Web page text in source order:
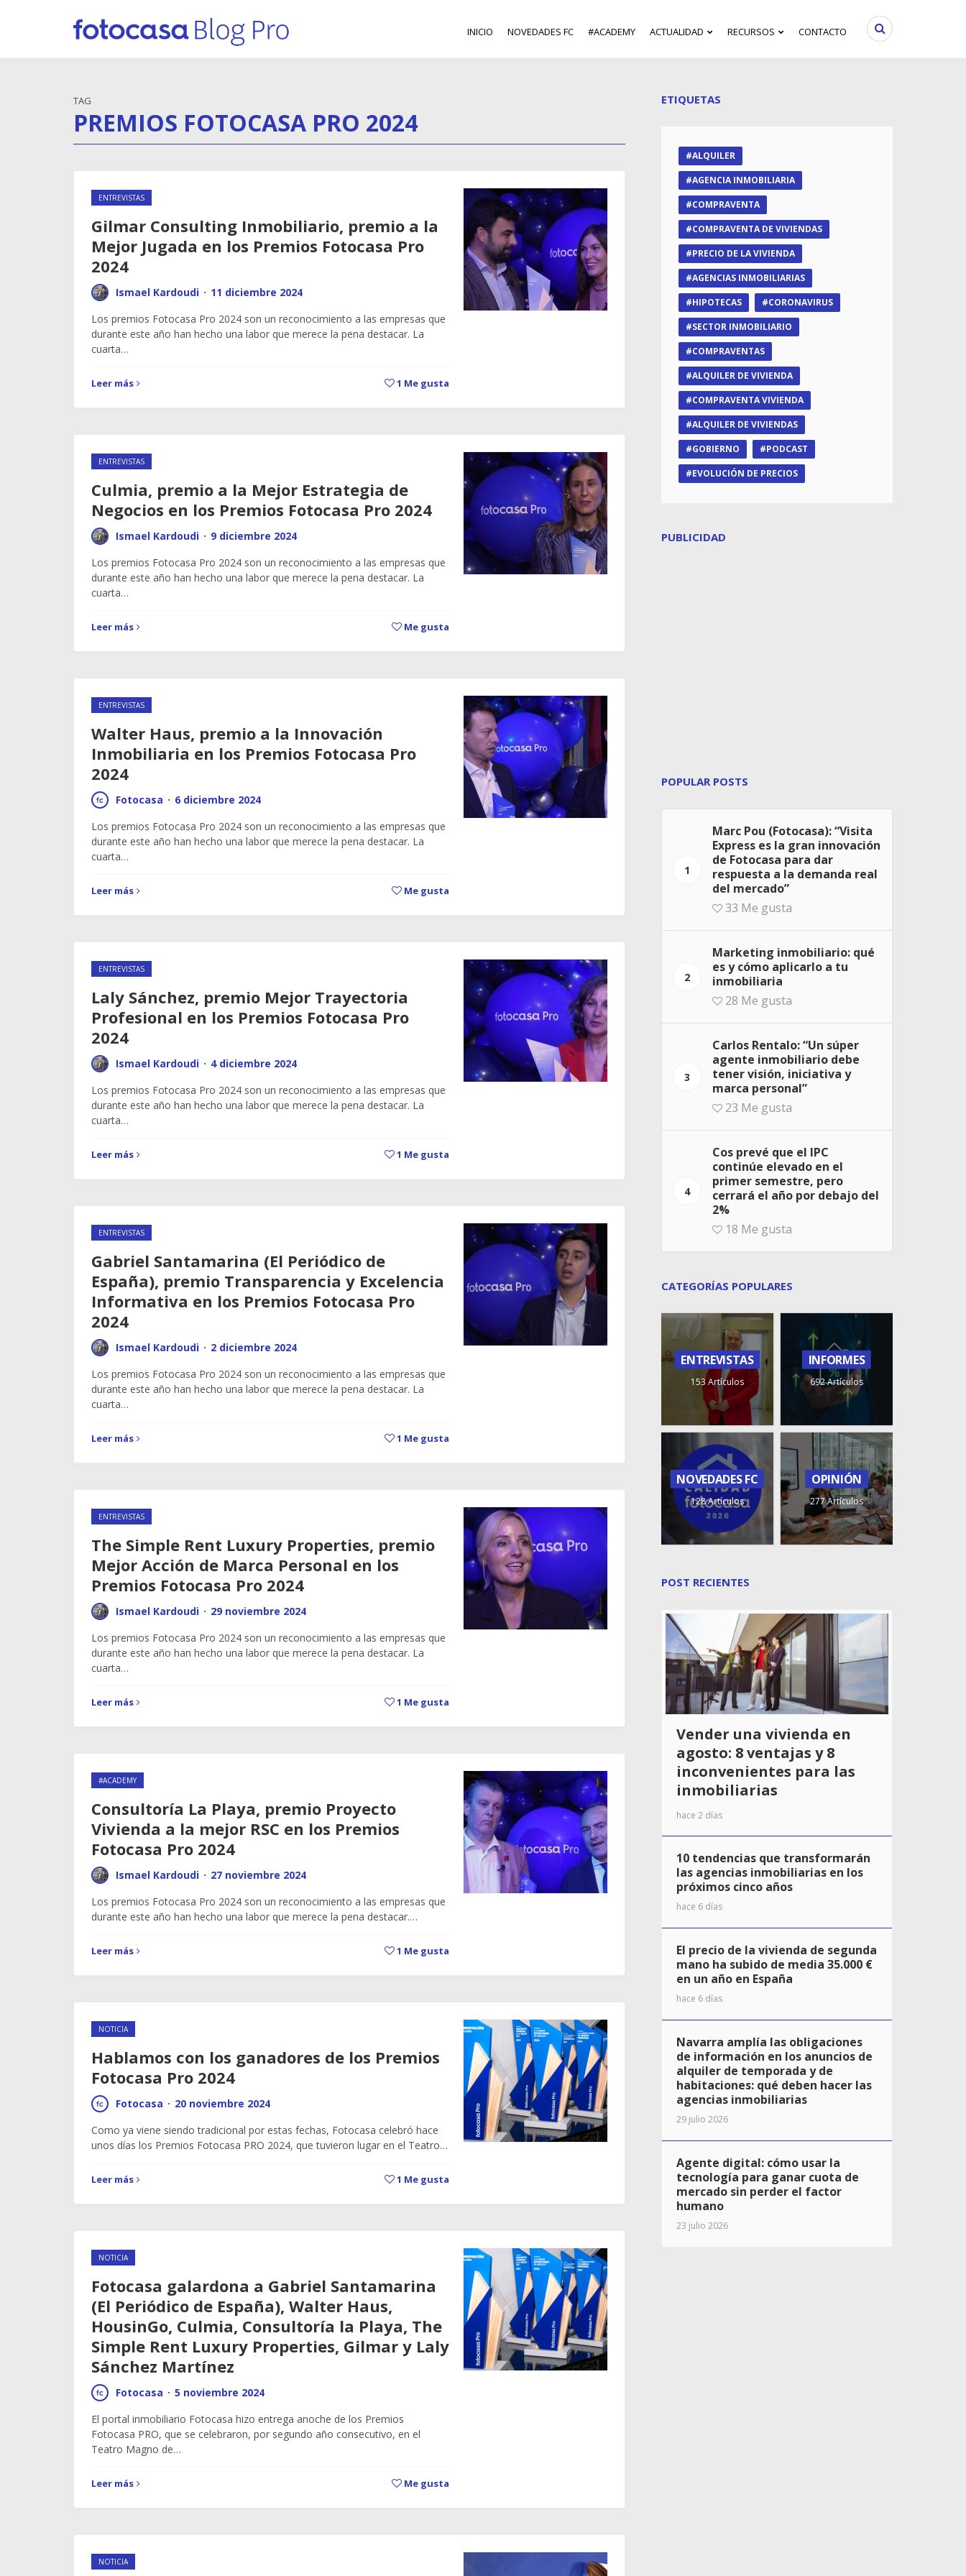
INICIO NOVEDADES FC #ACADEMY ACTUALIDAD RECURSOS CONTACTO
TAG
PREMIOS FOTOCASA PRO 2024
ENTREVISTAS
Gilmar Consulting Inmobiliario, premio a la
Mejor Jugada en los Premios Fotocasa Pro
2024
Ismael Kardoudi · 11 diciembre 2024
Los premios Fotocasa Pro 2024 son un reconocimiento a las empresas que
durante este año han hecho una labor que merece la pena destacar. La
cuarta…
Leer más 1 Me gusta
ENTREVISTAS
Culmia, premio a la Mejor Estrategia de
Negocios en los Premios Fotocasa Pro 2024
Ismael Kardoudi · 9 diciembre 2024
Los premios Fotocasa Pro 2024 son un reconocimiento a las empresas que
durante este año han hecho una labor que merece la pena destacar. La
cuarta…
Leer más Me gusta
ENTREVISTAS
Walter Haus, premio a la Innovación
Inmobiliaria en los Premios Fotocasa Pro
2024
Fotocasa · 6 diciembre 2024
Los premios Fotocasa Pro 2024 son un reconocimiento a las empresas que
durante este año han hecho una labor que merece la pena destacar. La
cuarta…
Leer más Me gusta
ENTREVISTAS
Laly Sánchez, premio Mejor Trayectoria
Profesional en los Premios Fotocasa Pro
2024
Ismael Kardoudi · 4 diciembre 2024
Los premios Fotocasa Pro 2024 son un reconocimiento a las empresas que
durante este año han hecho una labor que merece la pena destacar. La
cuarta…
Leer más 1 Me gusta
ENTREVISTAS
Gabriel Santamarina (El Periódico de
España), premio Transparencia y Excelencia
Informativa en los Premios Fotocasa Pro
2024
Ismael Kardoudi · 2 diciembre 2024
Los premios Fotocasa Pro 2024 son un reconocimiento a las empresas que
durante este año han hecho una labor que merece la pena destacar. La
cuarta…
Leer más 1 Me gusta
ENTREVISTAS
The Simple Rent Luxury Properties, premio
Mejor Acción de Marca Personal en los
Premios Fotocasa Pro 2024
Ismael Kardoudi · 29 noviembre 2024
Los premios Fotocasa Pro 2024 son un reconocimiento a las empresas que
durante este año han hecho una labor que merece la pena destacar. La
cuarta…
Leer más 1 Me gusta
#ACADEMY
Consultoría La Playa, premio Proyecto
Vivienda a la mejor RSC en los Premios
Fotocasa Pro 2024
Ismael Kardoudi · 27 noviembre 2024
Los premios Fotocasa Pro 2024 son un reconocimiento a las empresas que
durante este año han hecho una labor que merece la pena destacar.…
Leer más 1 Me gusta
NOTICIA
Hablamos con los ganadores de los Premios
Fotocasa Pro 2024
Fotocasa · 20 noviembre 2024
Como ya viene siendo tradicional por estas fechas, Fotocasa celebró hace
unos días los Premios Fotocasa PRO 2024, que tuvieron lugar en el Teatro…
Leer más 1 Me gusta
NOTICIA
Fotocasa galardona a Gabriel Santamarina
(El Periódico de España), Walter Haus,
HousinGo, Culmia, Consultoría la Playa, The
Simple Rent Luxury Properties, Gilmar y Laly
Sánchez Martínez
Fotocasa · 5 noviembre 2024
El portal inmobiliario Fotocasa hizo entrega anoche de los Premios
Fotocasa PRO, que se celebraron, por segundo año consecutivo, en el
Teatro Magno de…
Leer más Me gusta
NOTICIA
ETIQUETAS
ALQUILER
AGENCIA INMOBILIARIA
COMPRAVENTA
COMPRAVENTA DE VIVIENDAS
PRECIO DE LA VIVIENDA
AGENCIAS INMOBILIARIAS
HIPOTECAS
CORONAVIRUS
SECTOR INMOBILIARIO
COMPRAVENTAS
ALQUILER DE VIVIENDA
COMPRAVENTA VIVIENDA
ALQUILER DE VIVIENDAS
GOBIERNO
PODCAST
EVOLUCIÓN DE PRECIOS
PUBLICIDAD
POPULAR POSTS
1
Marc Pou (Fotocasa): “Visita
Express es la gran innovación
de Fotocasa para dar
respuesta a la demanda real
del mercado”
33 Me gusta
2
Marketing inmobiliario: qué
es y cómo aplicarlo a tu
inmobiliaria
28 Me gusta
3
Carlos Rentalo: “Un súper
agente inmobiliario debe
tener visión, iniciativa y
marca personal”
23 Me gusta
4
Cos prevé que el IPC
continúe elevado en el
primer semestre, pero
cerrará el año por debajo del
2%
18 Me gusta
CATEGORÍAS POPULARES
ENTREVISTAS
153 Artículos
INFORMES
692 Artículos
NOVEDADES FC
128 Artículos
OPINIÓN
277 Artículos
POST RECIENTES
Vender una vivienda en
agosto: 8 ventajas y 8
inconvenientes para las
inmobiliarias
hace 2 días
10 tendencias que transformarán
las agencias inmobiliarias en los
próximos cinco años
hace 6 días
El precio de la vivienda de segunda
mano ha subido de media 35.000 €
en un año en España
hace 6 días
Navarra amplía las obligaciones
de información en los anuncios de
alquiler de temporada y de
habitaciones: qué deben hacer las
agencias inmobiliarias
29 julio 2026
Agente digital: cómo usar la
tecnología para ganar cuota de
mercado sin perder el factor
humano
23 julio 2026